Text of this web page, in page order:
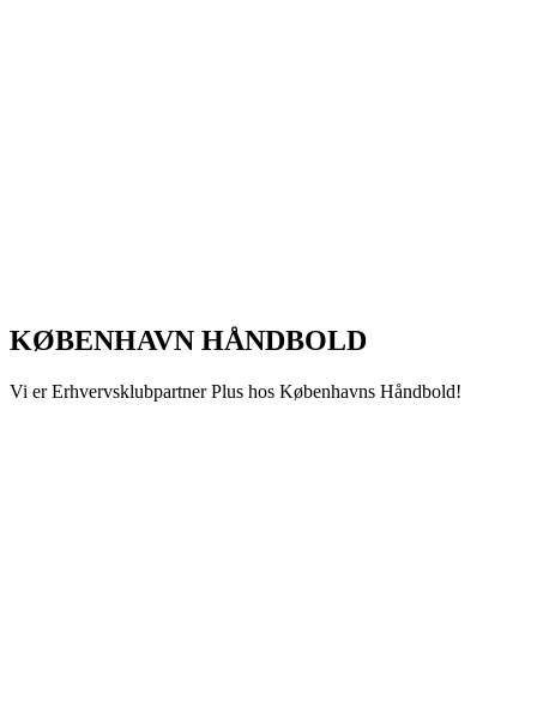
KØBENHAVN HÅNDBOLD
Vi er Erhvervsklubpartner Plus hos Københavns Håndbold!